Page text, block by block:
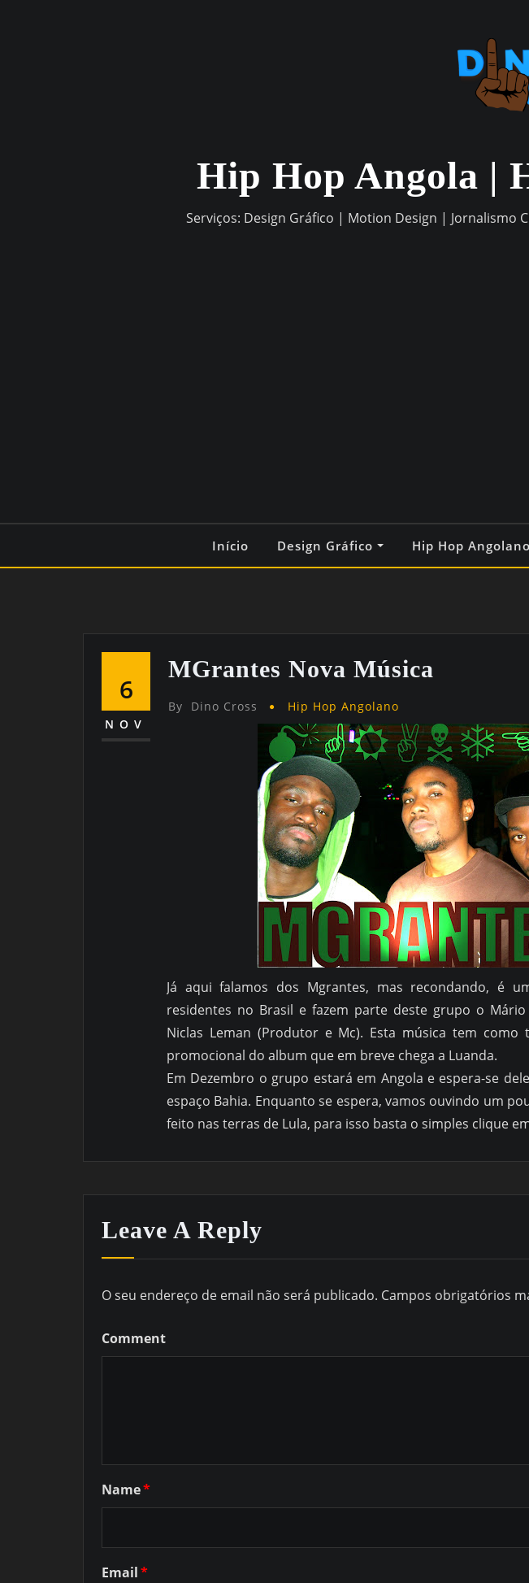
Hip Hop Angola |
Serviços: Design Gráfico | Motion Design | Jornalismo
Início Design Gráfico Hip Hop Angolano
6
NOV
MGrantes Nova Música
By Dino Cross Hip Hop Angolano
Já aqui falamos dos Mgrantes, mas recondando, é
residentes no Brasil e fazem parte deste grupo o
Niclas Leman (Produtor e Mc). Esta música tem como
promocional do album que em breve chega a Luanda.
Em Dezembro o grupo estará em Angola e espera-se
espaço Bahia. Enquanto se espera, vamos ouvindo um
feito nas terras de Lula, para isso basta o simples clique
Leave A Reply
O seu endereço de email não será publicado. Campos obrigatórios
Comment
Name*
Email*